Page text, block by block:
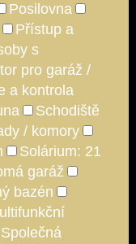
Posilovna
Přístup a
s
pro garáž /
a kontrola
Schodiště
/ komory
Solárium: 21
garáž
bazén
Společná